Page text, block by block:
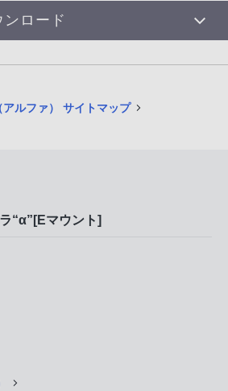
ンロード
ルファ） サイトマップ
“α”[Eマウント]